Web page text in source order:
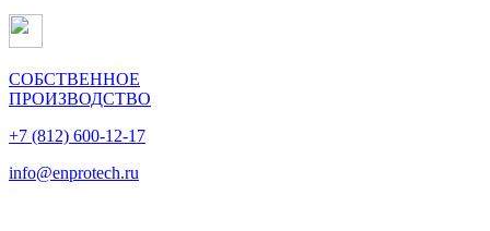
СОБСТВЕННОЕ
ПРОИЗВОДСТВО
+7 (812) 600-12-17
info@enprotech.ru